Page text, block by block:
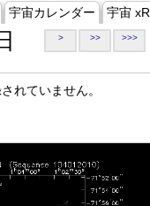
宇宙カレンダー 宇宙 xR
> >> >>>
されていません。